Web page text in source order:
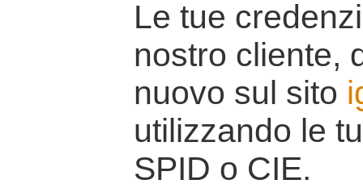
Le tue
nostro cliente,
nuovo sul sito
utilizzando le
SPID o CIE.